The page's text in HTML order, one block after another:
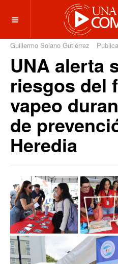
OFF CANVAS
Guillermo Solano Gutiérrez
UNA alerta
riesgos del
vapeo
de
Heredia